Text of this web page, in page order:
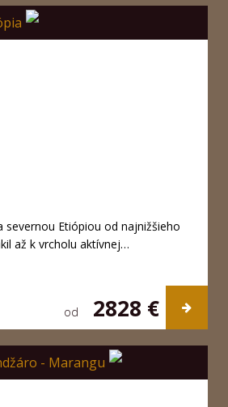
severnou Etiópiou od najnižšieho
až k vrcholu aktívnej…
od 2828 €
- Marangu